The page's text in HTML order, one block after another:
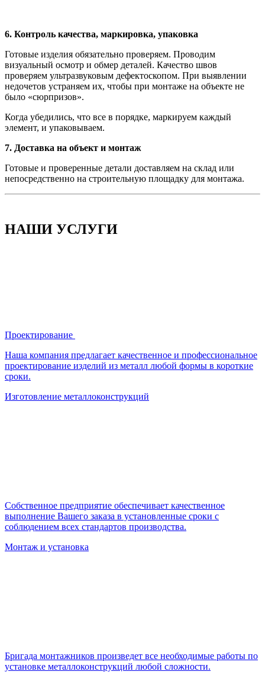
6. Контроль качества, маркировка, упаковка
Готовые изделия обязательно проверяем. Проводим
визуальный осмотр и обмер деталей. Качество швов
проверяем ультразвуковым дефектоскопом. При выявлении
недочетов устраняем их, чтобы при монтаже на объекте не
было «сюрпризов».
Когда убедились, что все в порядке, маркируем каждый
элемент, и упаковываем.
7. Доставка на объект и монтаж
Готовые и проверенные детали доставляем на склад или
непосредственно на строительную площадку для монтажа.
НАШИ УСЛУГИ
Проектирование
Наша компания предлагает качественное и профессиональное
проектирование изделий из металл любой формы в короткие
сроки.
Изготовление металлоконструкций
Собственное предприятие обеспечивает качественное
выполнение Вашего заказа в установленные сроки с
соблюдением всех стандартов производства.
Монтаж и установка
Бригада монтажников произведет все необходимые работы по
установке металлоконструкций любой сложности.